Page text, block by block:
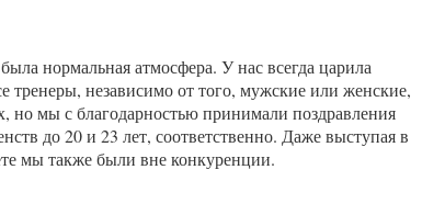
нормальная атмосфера. У нас всегда царила
тренеры, независимо от того, мужские или женские,
но мы с благодарностью принимали поздравления
до 20 и 23 лет, соответственно. Даже выступая в
мы также были вне конкуренции.